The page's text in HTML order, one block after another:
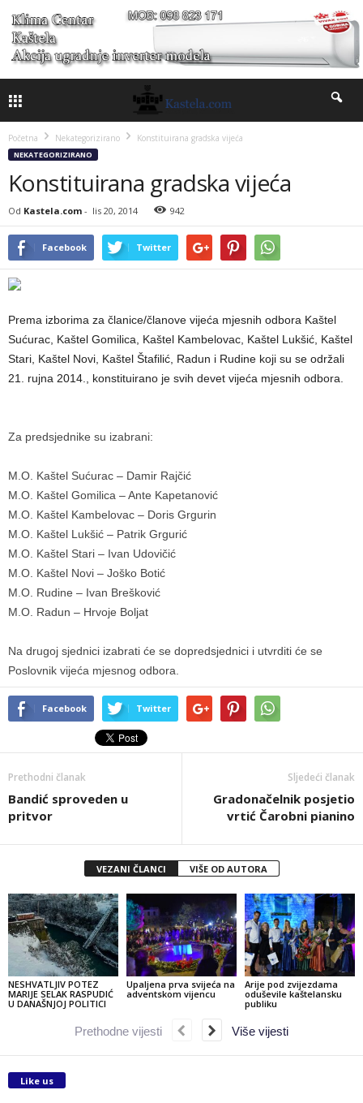
Početna Nekategorizirano Konstituirana gradska vijeća
NEKATEGORIZIRANO
Konstituirana gradska vijeća
Od Kastela.com - lis 20, 2014 942
Facebook Twitter
Prema izborima za članice/članove vijeća mjesnih odbora Kaštel
Sućurac, Kaštel Gomilica, Kaštel Kambelovac, Kaštel Lukšić, Kaštel
Stari, Kaštel Novi, Kaštel Štafilić, Radun i Rudine koji su se održali
21. rujna 2014., konstituirano je svih devet vijeća mjesnih odbora.
Za predsjednike su izabrani:
M.O. Kaštel Sućurac – Damir Rajčić
M.O. Kaštel Gomilica – Ante Kapetanović
M.O. Kaštel Kambelovac – Doris Grgurin
M.O. Kaštel Lukšić – Patrik Grgurić
M.O. Kaštel Stari – Ivan Udovičić
M.O. Kaštel Novi – Joško Botić
M.O. Rudine – Ivan Brešković
M.O. Radun – Hrvoje Boljat
Na drugoj sjednici izabrati će se dopredsjednici i utvrditi će se
Poslovnik vijeća mjesnog odbora.
Facebook Twitter
Prethodni članak
Bandić sproveden u
pritvor
Sljedeći članak
Gradonačelnik posjetio
vrtić Čarobni pianino
VEZANI ČLANCI VIŠE OD AUTORA
NESHVATLJIV POTEZ
MARIJE SELAK RASPUDIĆ
U DANAŠNJOJ POLITICI
Upaljena prva svijeća na
adventskom vijencu
Arije pod zvijezdama
oduševile kaštelansku
publiku
Prethodne vijesti Više vijesti
Like us